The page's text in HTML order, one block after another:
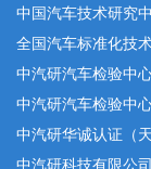
中国汽车技术研究
全国汽车标准化技
中汽研汽车检验中
中汽研汽车检验中
中汽研华诚认证（
中汽研科技有限公司